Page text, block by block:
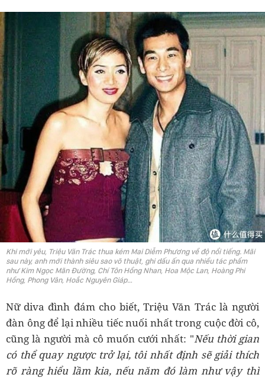
Khi mới yêu, Triệu Văn Trác thua kém Mai Diễm Phương về độ nổi tiếng. Mãi
sau này, anh mới thành siêu sao võ thuật, ghi dấu ấn qua nhiều tác phẩm
như Kim Ngọc Mãn Đường, Chí Tôn Hồng Nhan, Hoa Mộc Lan, Hoàng Phi
Hồng, Phong Vân, Hoắc Nguyên Giáp…
Nữ diva đình đám cho biết, Triệu Văn Trác là người
đàn ông để lại nhiều tiếc nuối nhất trong cuộc đời cô,
cũng là người mà cô muốn cưới nhất: "Nếu thời gian
có thể quay ngược trở lại, tôi nhất định sẽ giải thích
rõ ràng hiểu lầm kia, nếu năm đó làm như vậy thì